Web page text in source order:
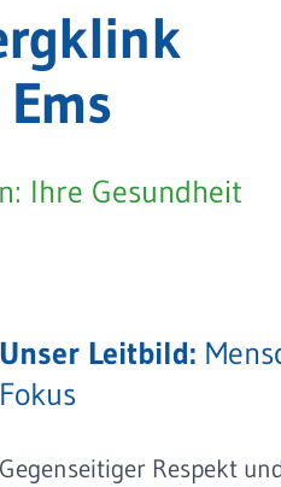
Ihre Gesundheit
Unser Leitbild:
Fokus
Gegenseitiger Respekt